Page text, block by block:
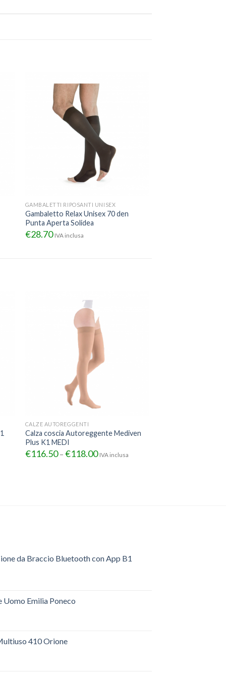
GAMBALETTI RIPOSANTI UNISEX
Gambaletto Relax Unisex 70 den
Punta Aperta Solidea
€28.70 IVA inclusa
CALZE AUTOREGGENTI
Calza coscia Autoreggente Mediven
Plus K1 MEDI
€116.50– €118.00 IVA inclusa
da Braccio Bluetooth con App B1
Emilia Poneco
410 Orione